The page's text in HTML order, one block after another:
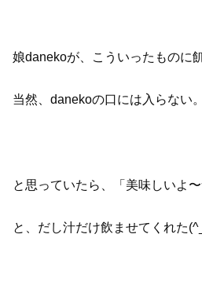
娘danekoが、こういったものに
当然、danekoの口には入らない。
と思っていたら、「美味しいよ
と、だし汁だけ飲ませてくれた